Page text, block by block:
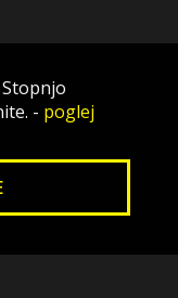
- poglej